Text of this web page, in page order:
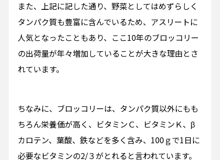
また、上記に記した通り、野菜としてはめずらしく
タンパク質も豊富に含んでいるため、アスリートに
人気となったこともあり、ここ10年のブロッコリー
の出荷量が年々増加していることが大きな理由とさ
れています。
ちなみに、ブロッコリーは、タンパク質以外にもも
ちろん栄養価が高く、ビタミンＣ、ビタミンＫ、β
カロテン、葉酸、鉄などを多く含み、100ｇで1日に
必要なビタミンの2/３がとれると言われています。